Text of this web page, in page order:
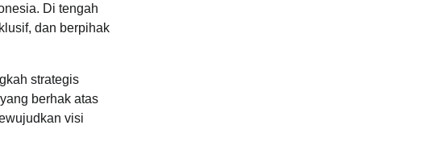
Di tengah
dan berpihak
strategis
berhak atas
visi